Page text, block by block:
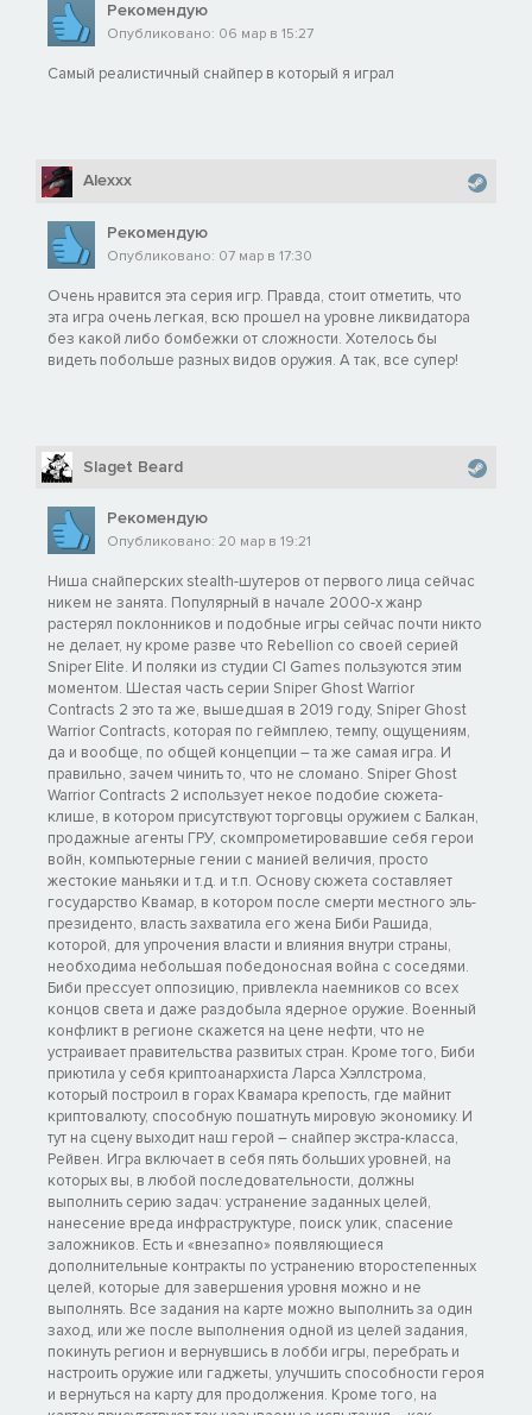
Рекомендую
Опубликовано: 06 мар в 15:27
Самый реалистичный снайпер в который я играл
Alexxx
Рекомендую
Опубликовано: 07 мар в 17:30
Очень нравится эта серия игр. Правда, стоит отметить, что
эта игра очень легкая, всю прошел на уровне ликвидатора
без какой либо бомбежки от сложности. Хотелось бы
видеть побольше разных видов оружия. А так, все супер!
Slaget Beard
Рекомендую
Опубликовано: 20 мар в 19:21
Ниша снайперских stealth-шутеров от первого лица сейчас
никем не занята. Популярный в начале 2000-х жанр
растерял поклонников и подобные игры сейчас почти никто
не делает, ну кроме разве что Rebellion со своей серией
Sniper Elite. И поляки из студии CI Games пользуются этим
моментом. Шестая часть серии Sniper Ghost Warrior
Contracts 2 это та же, вышедшая в 2019 году, Sniper Ghost
Warrior Contracts, которая по геймплею, темпу, ощущениям,
да и вообще, по общей концепции – та же самая игра. И
правильно, зачем чинить то, что не сломано. Sniper Ghost
Warrior Contracts 2 использует некое подобие сюжета-
клише, в котором присутствуют торговцы оружием с Балкан,
продажные агенты ГРУ, скомпрометировавшие себя герои
войн, компьютерные гении с манией величия, просто
жестокие маньяки и т.д. и т.п. Основу сюжета составляет
государство Квамар, в котором после смерти местного эль-
президенто, власть захватила его жена Биби Рашида,
которой, для упрочения власти и влияния внутри страны,
необходима небольшая победоносная война с соседями.
Биби прессует оппозицию, привлекла наемников со всех
концов света и даже раздобыла ядерное оружие. Военный
конфликт в регионе скажется на цене нефти, что не
устраивает правительства развитых стран. Кроме того, Биби
приютила у себя криптоанархиста Ларса Хэллстрома,
который построил в горах Квамара крепость, где майнит
криптовалюту, способную пошатнуть мировую экономику. И
тут на сцену выходит наш герой – снайпер экстра-класса,
Рейвен. Игра включает в себя пять больших уровней, на
которых вы, в любой последовательности, должны
выполнить серию задач: устранение заданных целей,
нанесение вреда инфраструктуре, поиск улик, спасение
заложников. Есть и «внезапно» появляющиеся
дополнительные контракты по устранению второстепенных
целей, которые для завершения уровня можно и не
выполнять. Все задания на карте можно выполнить за один
заход, или же после выполнения одной из целей задания,
покинуть регион и вернувшись в лобби игры, перебрать и
настроить оружие или гаджеты, улучшить способности героя
и вернуться на карту для продолжения. Кроме того, на